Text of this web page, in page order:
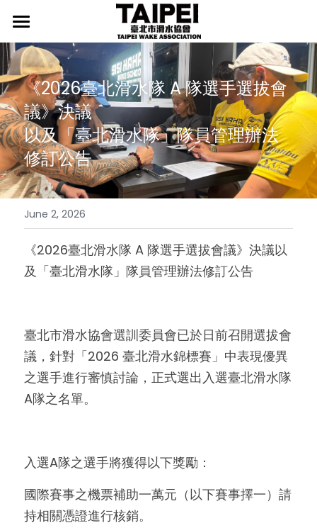
首頁
最新消息
行事曆
新聞發佈
協會介紹
協會宗旨
協會起源
組織架構
推手介紹
臺北滑水隊
臺北滑水隊介紹
師資介紹
我要入隊
歷年成績
相關辦法
LEVEL證照
檢定辦法
檢定榜單
個人入會辦法
團體入會辦法
國際媒體
國際賽事新聞
國際賽事影片
國內賽事影片
精選照片
國際賽事集錦
國際培訓集錦
國內培訓集錦
《2026臺北滑水隊 A 隊選手選拔會
議》決議
以及「臺北滑水隊」隊員管理辦法
修訂公告
June 2, 2026
《2026臺北滑水隊 A 隊選手選拔會議》決議以
及「臺北滑水隊」隊員管理辦法修訂公告
臺北市滑水協會選訓委員會已於日前召開選拔會
議，針對「2026 臺北滑水錦標賽」中表現優異
之選手進行審慎討論，正式選出入選臺北滑水隊
A隊之名單。
入選A隊之選手將獲得以下獎勵：
國際賽事之機票補助一萬元（以下賽事擇一）請
持相關憑證進行核銷。